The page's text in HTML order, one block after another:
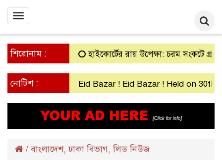
Toggle
শিরোনাম : হাইকোর্টের রায় উপেক্ষা: চরম সংকটে গ্রামীণ
নোটিশ : Eid Bazar ! Eid Bazar ! Held on 30th March
/বাংলাদেশ,ঢাকা বিভাগ,লিড নিউজ